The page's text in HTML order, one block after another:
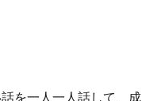
を一人一人話して、成